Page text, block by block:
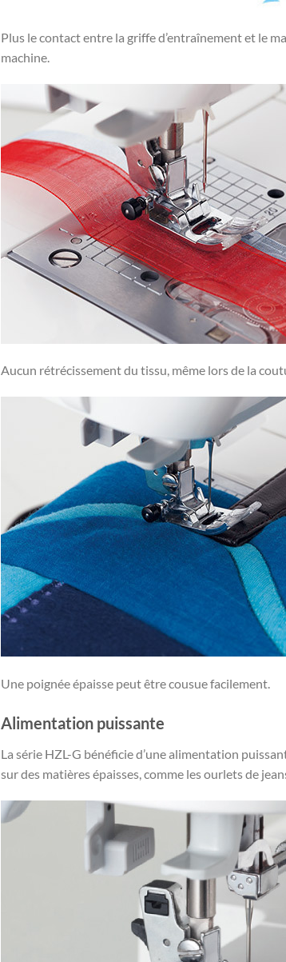
Plus le contact entre la griffe d’entraînement et le
machine.
Aucun rétrécissement du tissu, même lors de la
Une poignée épaisse peut être cousue facilement.
Alimentation puissante
La série HZL-G bénéficie d’une alimentation
sur des matières épaisses, comme les ourlets de